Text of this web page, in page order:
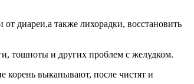
диареи,а также лихорадки, восстановить
тошноты и других проблем с желудком.
корень выкапывают, после чистят и